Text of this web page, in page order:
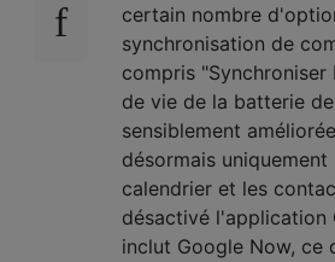
certain nombre
synchronisation de
compris
de vie de la batterie
sensiblement
désormais
calendrier et les
désactivé l'application
inclut Google Now, ce